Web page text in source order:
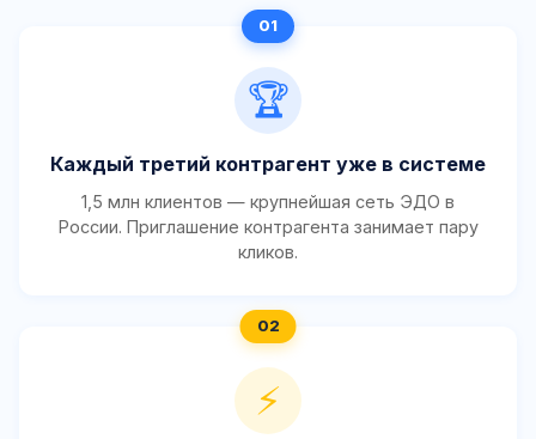
🏆
Каждый третий контрагент уже в системе
1,5 млн клиентов — крупнейшая сеть ЭДО в
России. Приглашение контрагента занимает пару
кликов.
⚡